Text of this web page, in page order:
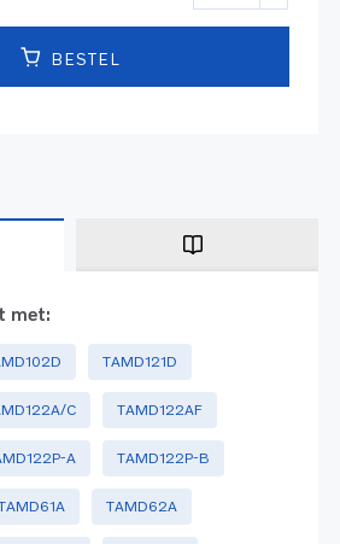
BESTEL
met:
TAMD121D
C TAMD122AF
A TAMD122P-B
TAMD62A